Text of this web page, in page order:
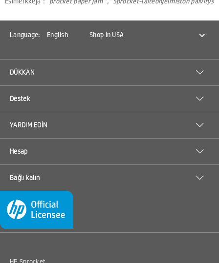
Language: English Shop in USA
DÜKKAN
Destek
YARDIM EDİN
Hesap
Bağlı kalın